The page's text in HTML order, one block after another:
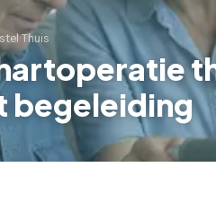
Thuis
begeleiding